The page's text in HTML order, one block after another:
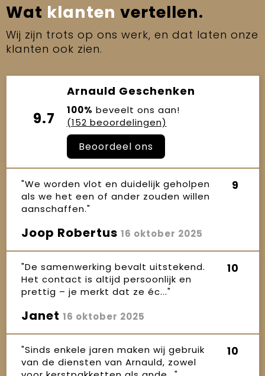
Wat klanten vertellen.
Wij zijn trots op ons werk, en dat laten onze
klanten ook zien.
9.7
Arnauld Geschenken
100% beveelt ons aan!
(152 beoordelingen)
Beoordeel ons
"We worden vlot en duidelijk geholpen
als we het een of ander zouden willen
aanschaffen."
9
Joop Robertus 16 oktober 2025
"De samenwerking bevalt uitstekend.
Het contact is altijd persoonlijk en
prettig – je merkt dat ze éc..."
10
Janet 16 oktober 2025
"Sinds enkele jaren maken wij gebruik
van de diensten van Arnauld, zowel
10